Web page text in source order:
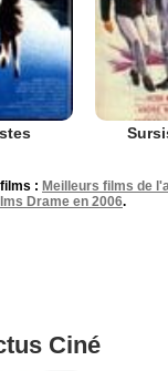
: Meilleurs films de
Drame en 2006.
Ciné